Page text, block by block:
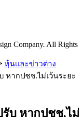
Company. All Rights
หุ้นและข่าวต่าง
หากปชช.ไม่เว้นระยะ
บ หากปชช.ไม่